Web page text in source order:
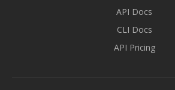
API Docs
CLI Docs
API Pricing